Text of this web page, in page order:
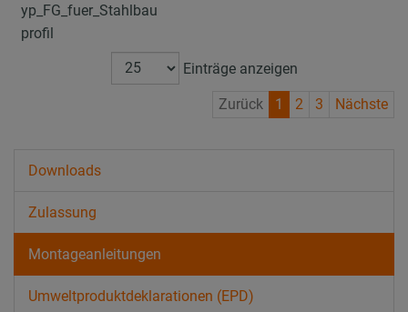
yp_FG_fuer_Stahlbau
profil
Einträge anzeigen
Zurück 1 2 3 Nächste
Downloads
Zulassung
Montageanleitungen
Umweltproduktdeklarationen (EPD)